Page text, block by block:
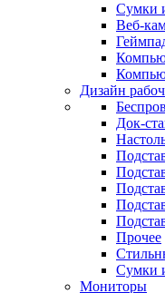
Сумки
Веб-
Дизайн
Док-
Прочее
Сумки
Мониторы